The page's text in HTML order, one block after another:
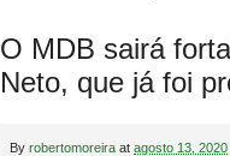
O MDB sairá
Neto, que já foi
By robertomoreira at agosto 13, 2020